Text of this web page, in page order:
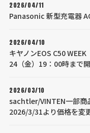
2026/04/11
Panasonic 新型充電器
2026/04/10
キヤノンEOS C50
24（金）19：00時まで開
2026/03/10
sachtler/VINTEN一部商
2026/3/31より価格を変